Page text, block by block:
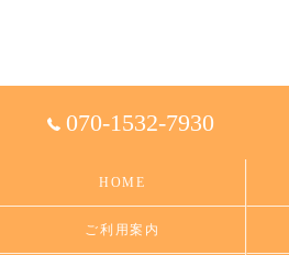
070-1532-7930
HOME
ご利用案内